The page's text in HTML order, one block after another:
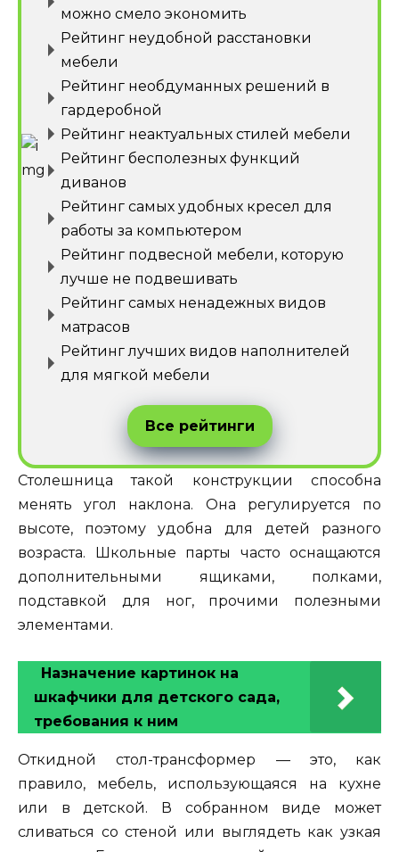
можно смело экономить
Рейтинг неудобной расстановки
мебели
Рейтинг необдуманных решений в
гардеробной
Рейтинг неактуальных стилей мебели
Рейтинг бесполезных функций
диванов
Рейтинг самых удобных кресел для
работы за компьютером
Рейтинг подвесной мебели, которую
лучше не подвешивать
Рейтинг самых ненадежных видов
матрасов
Рейтинг лучших видов наполнителей
для мягкой мебели
Все рейтинги
Столешница такой конструкции способна
менять угол наклона. Она регулируется по
высоте, поэтому удобна для детей разного
возраста. Школьные парты часто оснащаются
дополнительными ящиками, полками,
подставкой для ног, прочими полезными
элементами.
Назначение картинок на
шкафчики для детского сада,
требования к ним
Откидной стол-трансформер — это, как
правило, мебель, использующаяся на кухне
или в детской. В собранном виде может
сливаться со стеной или выглядеть как узкая